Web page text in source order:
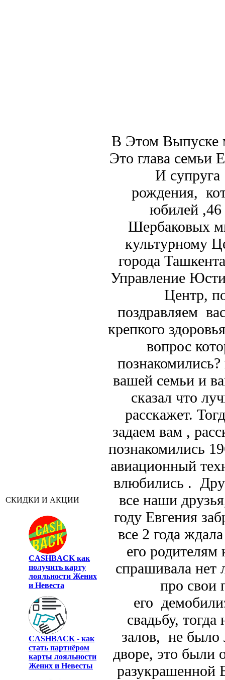
СКИДКИ И АКЦИИ
CASHBACK как
получить карту
лояльности Жених
и Невеста
CASHBACK- как
стать партнёром
карты лояльности
Жених и Невесты
В Этом Выпуске
Это глава семьи
И
рождения,
юбилей ,46
Шербаковых
культурному
города
Управление
Центр,
поздравляем
крепкого
вопрос
вашей семьи и
сказал что
расскажет.
задаем вам ,
познакомились
авиационный
влюбились .
все наши
году Евгения
все 2 года
его родителям
спрашивала нет
про свои
его
свадьбу,
залов, не было
дворе, это
разукрашенной